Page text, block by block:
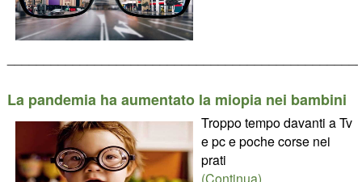
La pandemia ha aumentato la miopia nei bambini
Troppo tempo davanti a Tv
e pc e poche corse nei
prati